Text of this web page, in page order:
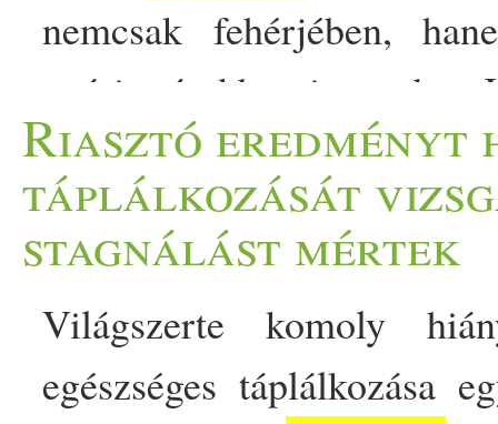
nemcsak fehérjében,
nyárias ízekben is
kényeztető desszert
egyszerre puha,
alapú fehérje
serpenyőben enyhén
Fehérjedús amerikai
Riasztó eredményt
táplálkozását
stagnálást mértek
Világszerte komoly
egészséges táplálkozása